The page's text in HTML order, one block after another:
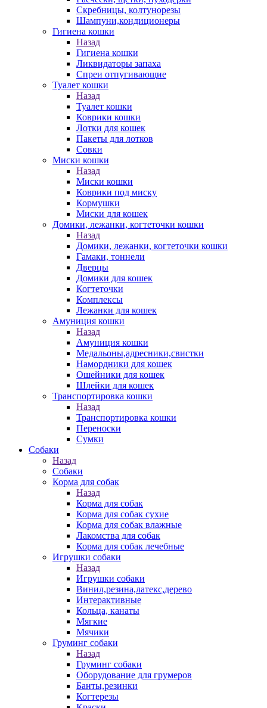
Скребницы, колтунорезы
Шампуни,кондиционеры
Гигиена кошки
Назад
Гигиена кошки
Ликвидаторы запаха
Спреи отпугивающие
Туалет кошки
Назад
Туалет кошки
Коврики кошки
Лотки для кошек
Пакеты для лотков
Совки
Миски кошки
Назад
Миски кошки
Коврики под миску
Кормушки
Миски для кошек
Домики, лежанки, когтеточки кошки
Назад
Домики, лежанки, когтеточки кошки
Гамаки, тоннели
Дверцы
Домики для кошек
Когтеточки
Комплексы
Лежанки для кошек
Амуниция кошки
Назад
Амуниция кошки
Медальоны,адресники,свистки
Намордники для кошек
Ошейники для кошек
Шлейки для кошек
Транспортировка кошки
Назад
Транспортировка кошки
Переноски
Сумки
Собаки
Назад
Собаки
Корма для собак
Назад
Корма для собак
Корма для собак сухие
Корма для собак влажные
Лакомства для собак
Корма для собак лечебные
Игрушки собаки
Назад
Игрушки собаки
Винил,резина,латекс,дерево
Интерактивные
Кольца, канаты
Мягкие
Мячики
Груминг собаки
Назад
Груминг собаки
Оборудование для грумеров
Банты,резинки
Когтерезы